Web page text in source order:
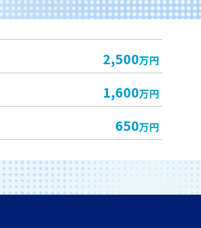
2,500万円
1,600万円
650万円